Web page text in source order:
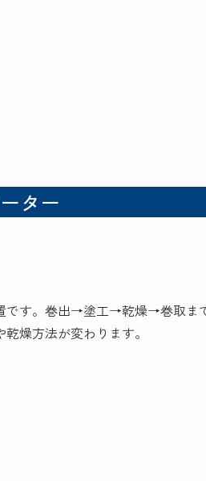
ター
です。巻出→塗工→乾燥→巻取ま
燥方法が変わります。